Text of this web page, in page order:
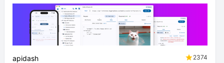
apidash
2374